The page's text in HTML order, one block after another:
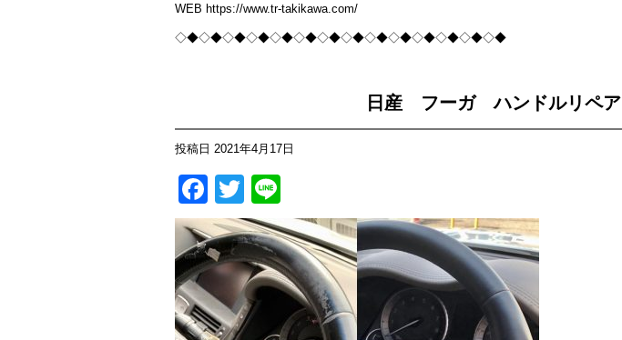
WEB https://www.tr-takikawa.com/
◇◆◇◆◇◆◇◆◇◆◇◆◇◆◇◆◇◆◇◆◇◆◇◆◇◆◇◆
日産 フーガ ハンドルリペア
投稿日 2021年4月17日
Facebook
Twitter